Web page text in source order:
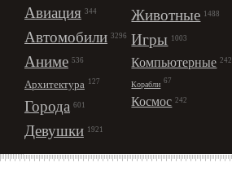
Авиация 344
Автомобили 3296
Аниме 536
Архитектура 127
Города 601
Девушки 1921
Животные 1488
Игры 1003
Компьютерные 242
Корабли 67
Космос 242